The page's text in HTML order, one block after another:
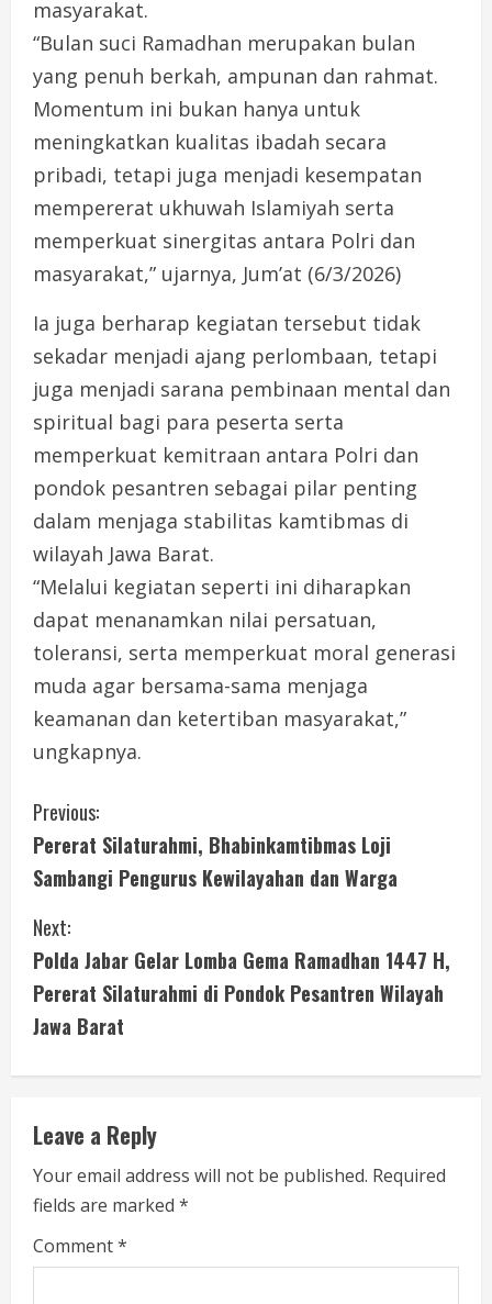
masyarakat.
“Bulan suci Ramadhan merupakan bulan
yang penuh berkah, ampunan dan rahmat.
Momentum ini bukan hanya untuk
meningkatkan kualitas ibadah secara
pribadi, tetapi juga menjadi kesempatan
mempererat ukhuwah Islamiyah serta
memperkuat sinergitas antara Polri dan
masyarakat,” ujarnya, Jum’at (6/3/2026)
Ia juga berharap kegiatan tersebut tidak
sekadar menjadi ajang perlombaan, tetapi
juga menjadi sarana pembinaan mental dan
spiritual bagi para peserta serta
memperkuat kemitraan antara Polri dan
pondok pesantren sebagai pilar penting
dalam menjaga stabilitas kamtibmas di
wilayah Jawa Barat.
“Melalui kegiatan seperti ini diharapkan
dapat menanamkan nilai persatuan,
toleransi, serta memperkuat moral generasi
muda agar bersama-sama menjaga
keamanan dan ketertiban masyarakat,”
ungkapnya.
C
o
n
t
i
n
u
e
R
e
a
Previous:
Pererat Silaturahmi, Bhabinkamtibmas Loji
Sambangi Pengurus Kewilayahan dan Warga
Next:
Polda Jabar Gelar Lomba Gema Ramadhan 1447 H,
Pererat Silaturahmi di Pondok Pesantren Wilayah
Jawa Barat
Leave a Reply
Your email address will not be published. Required
fields are marked *
Comment*